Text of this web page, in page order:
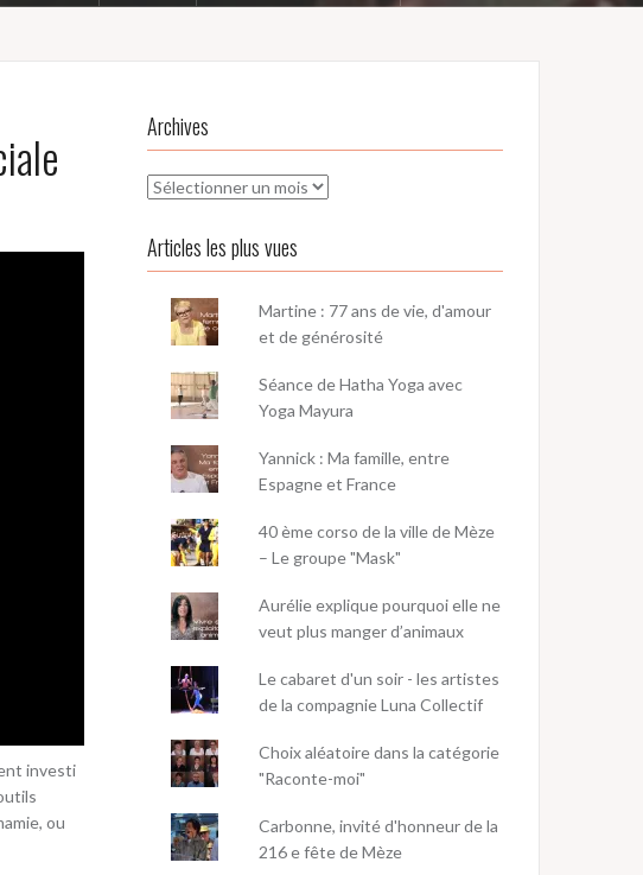
investi
ou
Archives
Archives
Articles les plus vues
Martine : 77 ans de vie, d'amour
et de générosité
Séance de Hatha Yoga avec
Yoga Mayura
Yannick : Ma famille, entre
Espagne et France
40 ème corso de la ville de Mèze
– Le groupe "Mask"
Aurélie explique pourquoi elle ne
veut plus manger d’animaux
Le cabaret d'un soir - les artistes
de la compagnie Luna Collectif
Choix aléatoire dans la catégorie
"Raconte-moi"
Carbonne, invité d'honneur de la
216 e fête de Mèze